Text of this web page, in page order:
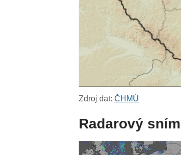
Zdroj dat:ČHMÚ
Radarový